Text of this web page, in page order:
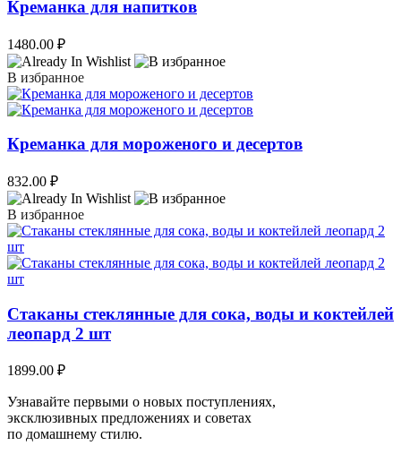
Креманка для напитков
1480.00 ₽
В избранное
Креманка для мороженого и десертов
832.00 ₽
В избранное
Стаканы стеклянные для сока, воды и коктейлей
леопард 2 шт
1899.00 ₽
Узнавайте первыми о новых поступлениях,
эксклюзивных предложениях и советах
по домашнему стилю.